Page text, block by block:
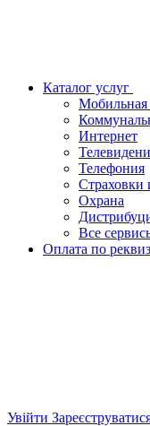
Каталог услуг
Мобильная
Интернет
Телефония
Страховки
Охрана
Все
Оплата по
Увійти